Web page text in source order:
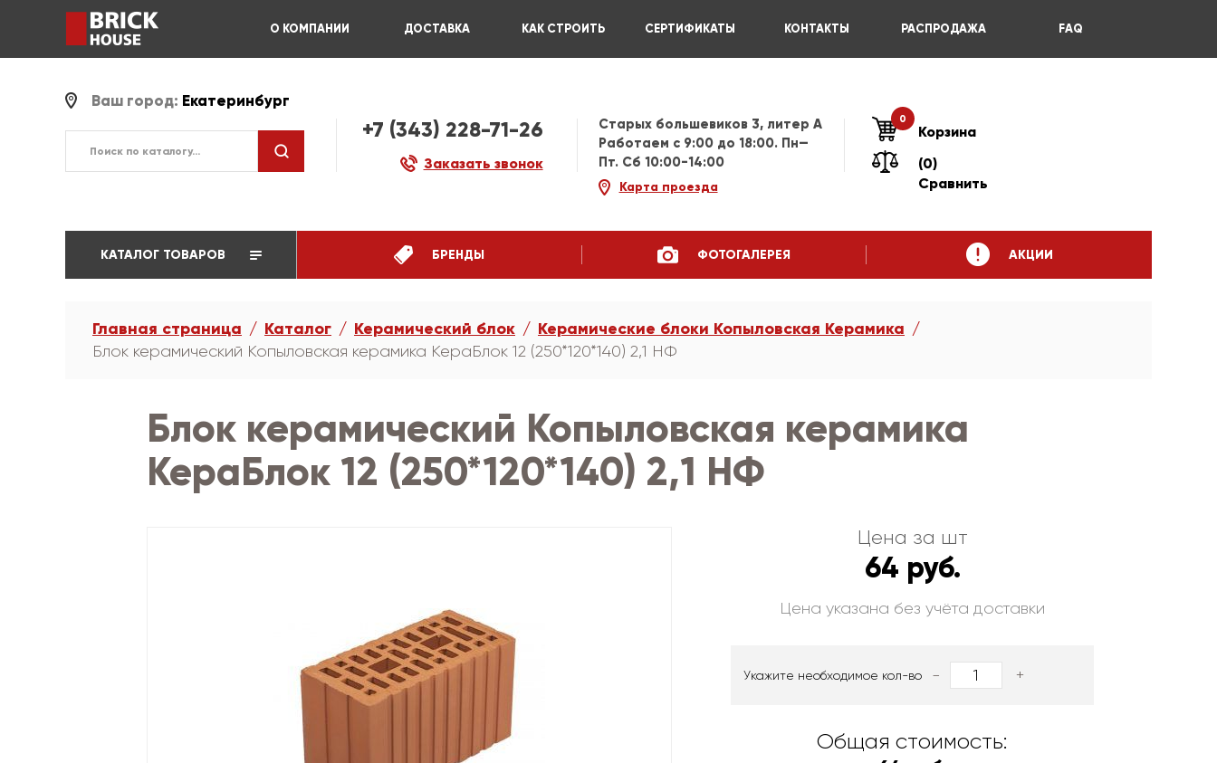
О КОМПАНИИ ДОСТАВКА КАК СТРОИТЬ СЕРТИФИКАТЫ КОНТАКТЫ РАСПРОДАЖА FAQ
Ваш город: Екатеринбург
+7 (343) 228-71-26
Заказать звонок
Старых большевиков 3, литер А
Работаем c 9:00 до 18:00. Пн—
Пт. Сб 10:00-14:00
Карта проезда
0
Корзина
(0)
Сравнить
КАТАЛОГ ТОВАРОВ БРЕНДЫ ФОТОГАЛЕРЕЯ АКЦИИ
Главная страница Каталог Керамический блок Керамические блоки Копыловская Керамика
Блок керамический Копыловская керамика КераБлок 12 (250*120*140) 2,1 НФ
Блок керамический Копыловская керамика
КераБлок 12 (250*120*140) 2,1 НФ
Цена за шт
64 руб.
Цена указана без учёта доставки
Укажите необходимое кол-во - +
Общая стоимость: